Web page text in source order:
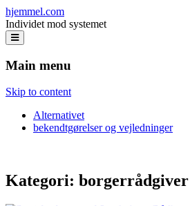
hjemmel.com
Individet mod systemet
Main menu
Skip to content
Alternativet
bekendtgørelser og vejledninger
Kategori: borgerrådgiver